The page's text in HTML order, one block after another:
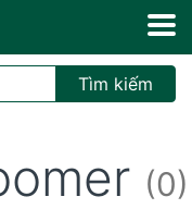
Tìm kiếm
(0)